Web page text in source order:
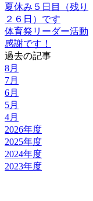
夏休み５日目（残り
２６日）です
体育祭リーダー活動
感謝です！
過去の記事
8月
7月
6月
5月
4月
2026年度
2025年度
2024年度
2023年度